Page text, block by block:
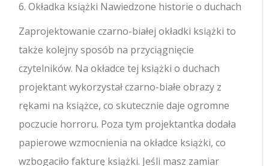
6. Okładka książki Nawiedzone historie o duchach
Zaprojektowanie czarno-białej okładki książki to
także kolejny sposób na przyciągnięcie
czytelników. Na okładce tej książki o duchach
projektant wykorzystał czarno-białe obrazy z
rękami na książce, co skutecznie daje ogromne
poczucie horroru. Poza tym projektantka dodała
papierowe wzmocnienia na okładce książki, co
wzbogaciło fakturę książki. Jeśli masz zamiar